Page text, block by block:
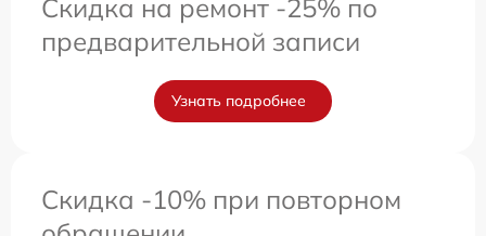
Скидка на ремонт -25% по
предварительной записи
Узнать подробнее
Скидка -10% при повторном